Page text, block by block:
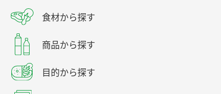
食材から探す
商品から探す
目的から探す